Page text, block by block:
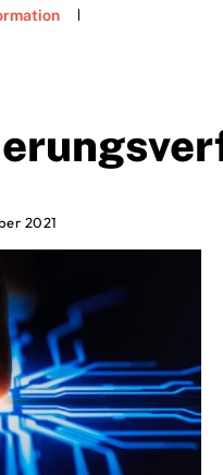
2021